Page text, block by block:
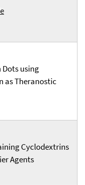
using
as Theranostic
Cyclodextrins
Agents